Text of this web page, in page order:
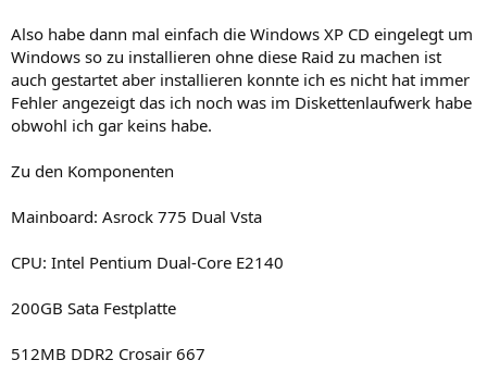
Also habe dann mal einfach die Windows XP CD eingelegt um
Windows so zu installieren ohne diese Raid zu machen ist
auch gestartet aber installieren konnte ich es nicht hat immer
Fehler angezeigt das ich noch was im Diskettenlaufwerk habe
obwohl ich gar keins habe.
Zu den Komponenten
Mainboard: Asrock 775 Dual Vsta
CPU: Intel Pentium Dual-Core E2140
200GB Sata Festplatte
512MB DDR2 Crosair 667